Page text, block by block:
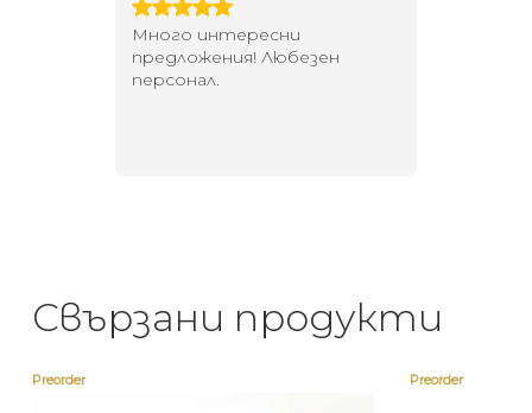
Много интересни
предложения! Любезен
персонал.
Свързани продукти
Preorder Preorder